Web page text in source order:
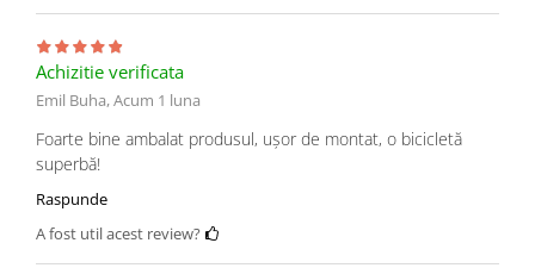
Achizitie verificata
Emil Buha,Acum 1 luna
Foarte bine ambalat produsul, ușor de montat, o bicicletă
superbă!
Raspunde
A fost util acest review?